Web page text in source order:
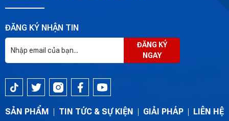
ĐĂNG KÝ NHẬN TIN
ĐĂNG KÝ
NGAY
SẢN PHẨM TIN TỨC & SỰ KIỆN GIẢI PHÁP LIÊN HỆ